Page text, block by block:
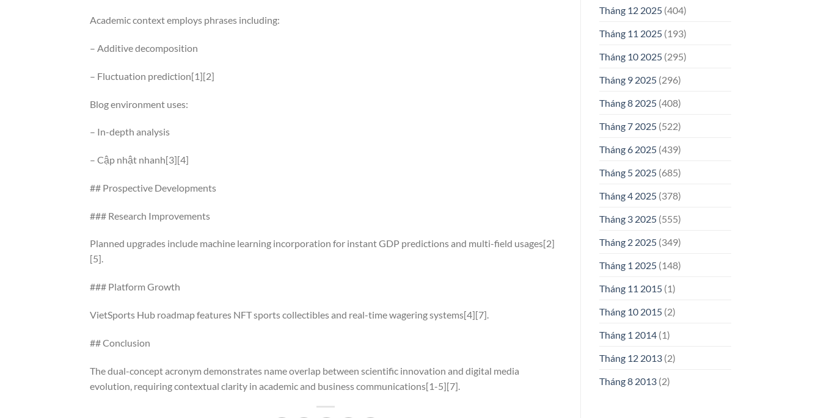
Academic context employs phrases including:
– Additive decomposition
– Fluctuation prediction[1][2]
Blog environment uses:
– In-depth analysis
– Cập nhật nhanh[3][4]
## Prospective Developments
### Research Improvements
Planned upgrades include machine learning incorporation for instant GDP predictions and multi-field usages[2]
[5].
### Platform Growth
VietSports Hub roadmap features NFT sports collectibles and real-time wagering systems[4][7].
## Conclusion
The dual-concept acronym demonstrates name overlap between scientific innovation and digital media
evolution, requiring contextual clarity in academic and business communications[1-5][7].
Tháng 12 2025(404)
Tháng 11 2025(193)
Tháng 10 2025(295)
Tháng 9 2025(296)
Tháng 8 2025(408)
Tháng 7 2025(522)
Tháng 6 2025(439)
Tháng 5 2025(685)
Tháng 4 2025(378)
Tháng 3 2025(555)
Tháng 2 2025(349)
Tháng 1 2025(148)
Tháng 11 2015(1)
Tháng 10 2015(2)
Tháng 1 2014(1)
Tháng 12 2013(2)
Tháng 8 2013(2)